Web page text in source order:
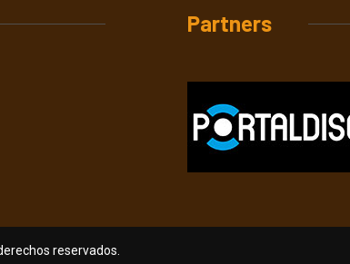
Partners
reservados.